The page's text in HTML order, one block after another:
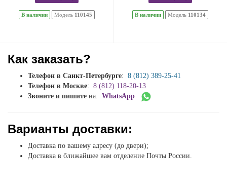
В наличии Модель 110145 В наличии Модель 110134
Как заказать?
Телефон в Санкт-Петербурге: 8 (812) 389-25-41
Телефон в Москве: 8 (812) 118-20-13
Звоните и пишите на: WhatsApp
Варианты доставки:
Доставка по вашему адресу (до двери);
Доставка в ближайшее вам отделение Почты России.